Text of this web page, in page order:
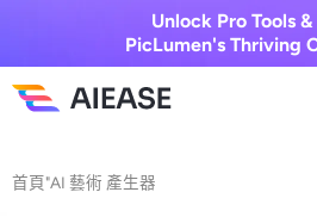
Unlock Pro Tools
PicLumen's Thriving
首頁"AI 藝術 產生器